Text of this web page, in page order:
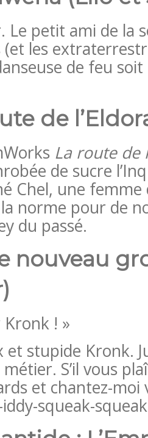
Le petit ami de la
(et les
de feu
de
La route de
de sucre
Chel, une
norme pour de
du passé.
nouveau
! »
et stupide Kronk.
S’il vous
et chantez-moi
squeak-